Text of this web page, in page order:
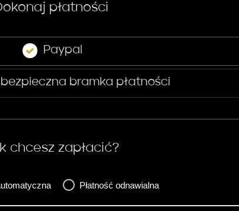
płatności
Paypal
bramka płatności
chcesz zapłacić?
Płatność odnawialna